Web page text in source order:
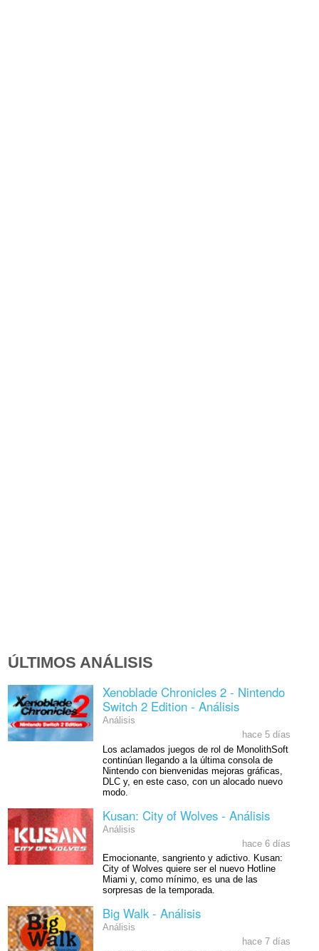
ÚLTIMOS ANÁLISIS
Xenoblade Chronicles 2 - Nintendo
Switch 2 Edition - Análisis
Análisis
hace 5 días
Los aclamados juegos de rol de MonolithSoft
continúan llegando a la última consola de
Nintendo con bienvenidas mejoras gráficas,
DLC y, en este caso, con un alocado nuevo
modo.
Kusan: City of Wolves - Análisis
Análisis
hace 6 días
Emocionante, sangriento y adictivo. Kusan:
City of Wolves quiere ser el nuevo Hotline
Miami y, como mínimo, es una de las
sorpresas de la temporada.
Big Walk - Análisis
Análisis
hace 7 días